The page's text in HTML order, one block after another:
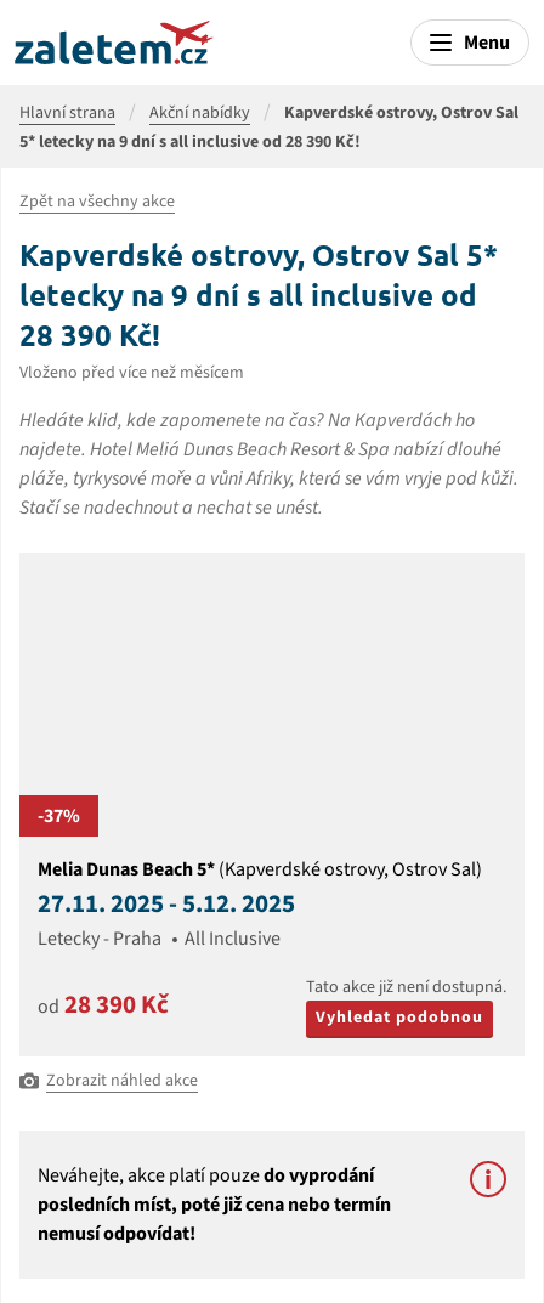
Menu
Hlavní strana Akční nabídky
Kapverdské ostrovy, Ostrov Sal
5* letecky na 9 dní s all inclusive od 28 390 Kč!
Zpět na všechny akce
Kapverdské ostrovy, Ostrov Sal 5*
letecky na 9 dní s all inclusive od
28 390 Kč!
Vloženo před více než měsícem
Hledáte klid, kde zapomenete na čas? Na Kapverdách ho
najdete. Hotel Meliá Dunas Beach Resort & Spa nabízí dlouhé
pláže, tyrkysové moře a vůni Afriky, která se vám vryje pod kůži.
Stačí se nadechnout a nechat se unést.
-37%
Melia Dunas Beach 5*(Kapverdské ostrovy, Ostrov Sal)
27.11. 2025 - 5.12. 2025
Letecky - Praha All Inclusive
od 28 390 Kč
Tato akce již není dostupná.
Vyhledat podobnou
Zobrazit náhled akce
Neváhejte, akce platí pouzedo vyprodání
posledních míst, poté již cena nebo termín
nemusí odpovídat!